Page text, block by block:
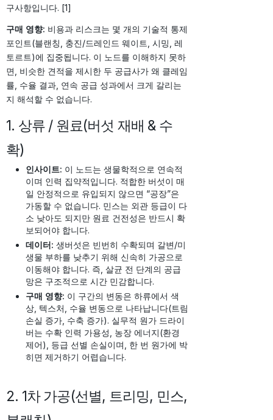
구사항입니다. [1]
구매 영향: 비용과 리스크는 몇 개의 기술적 통제
포인트(블랜칭, 충진/드레인드 웨이트, 시밍, 레
토르트)에 집중됩니다. 이 노드를 이해하지 못하
면, 비슷한 견적을 제시한 두 공급사가 왜 클레임
률, 수율 결과, 연속 공급 성과에서 크게 갈리는
지 해석할 수 없습니다.
1. 상류 / 원료(버섯 재배 & 수
확)
인사이트: 이 노드는 생물학적으로 연속적
이며 인력 집약적입니다. 적합한 버섯이 매
일 안정적으로 유입되지 않으면 “공장”은
가동할 수 없습니다. 민스는 외관 등급이 다
소 낮아도 되지만 원료 건전성은 반드시 확
보되어야 합니다.
데이터: 생버섯은 빈번히 수확되며 갈변/미
생물 부하를 낮추기 위해 신속히 가공으로
이동해야 합니다. 즉, 살균 전 단계의 공급
망은 구조적으로 시간 민감합니다.
구매 영향: 이 구간의 변동은 하류에서 색
상, 텍스처, 수율 변동으로 나타납니다(트림
손실 증가, 수축 증가). 실무적 원가 드라이
버는 수확 인력 가용성, 농장 에너지(환경
제어), 등급 선별 손실이며, 한 번 원가에 박
히면 제거하기 어렵습니다.
2. 1차 가공(선별, 트리밍, 민스,